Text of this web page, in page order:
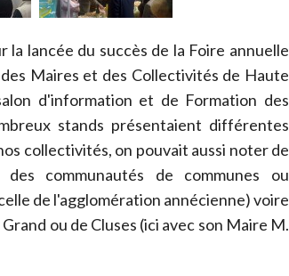
la lancée du succès de la Foire annuelle
Maires et des Collectivités de Haute
d'information et de Formation des
stands présentaient différentes
collectivités, on pouvait aussi noter de
communautés de communes ou
de l'agglomération annécienne) voire
ou de Cluses (ici avec son Maire M.